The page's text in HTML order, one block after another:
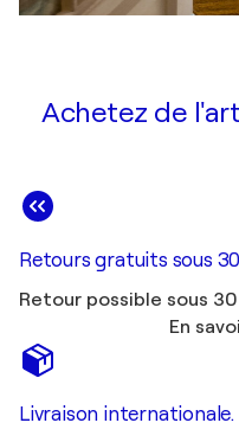
Achetez de
Retours gratuits sous
Retour possible sous
En
Livraison